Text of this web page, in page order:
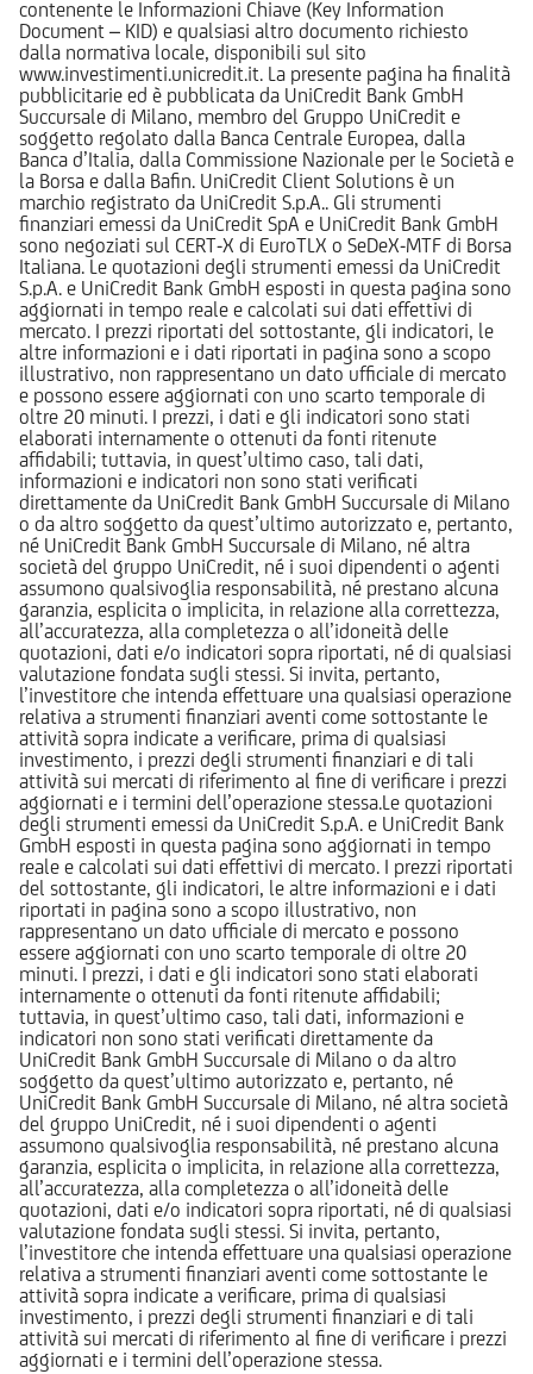
contenente le Informazioni Chiave (Key Information
Document – KID) e qualsiasi altro documento richiesto
dalla normativa locale, disponibili sul sito
www.investimenti.unicredit.it. La presente pagina ha finalità
pubblicitarie ed è pubblicata da UniCredit Bank GmbH
Succursale di Milano, membro del Gruppo UniCredit e
soggetto regolato dalla Banca Centrale Europea, dalla
Banca d’Italia, dalla Commissione Nazionale per le Società e
la Borsa e dalla Bafin. UniCredit Client Solutions è un
marchio registrato da UniCredit S.p.A.. Gli strumenti
finanziari emessi da UniCredit SpA e UniCredit Bank GmbH
sono negoziati sul CERT-X di EuroTLX o SeDeX-MTF di Borsa
Italiana. Le quotazioni degli strumenti emessi da UniCredit
S.p.A. e UniCredit Bank GmbH esposti in questa pagina sono
aggiornati in tempo reale e calcolati sui dati effettivi di
mercato. I prezzi riportati del sottostante, gli indicatori, le
altre informazioni e i dati riportati in pagina sono a scopo
illustrativo, non rappresentano un dato ufficiale di mercato
e possono essere aggiornati con uno scarto temporale di
oltre 20 minuti. I prezzi, i dati e gli indicatori sono stati
elaborati internamente o ottenuti da fonti ritenute
affidabili; tuttavia, in quest’ultimo caso, tali dati,
informazioni e indicatori non sono stati verificati
direttamente da UniCredit Bank GmbH Succursale di Milano
o da altro soggetto da quest’ultimo autorizzato e, pertanto,
né UniCredit Bank GmbH Succursale di Milano, né altra
società del gruppo UniCredit, né i suoi dipendenti o agenti
assumono qualsivoglia responsabilità, né prestano alcuna
garanzia, esplicita o implicita, in relazione alla correttezza,
all’accuratezza, alla completezza o all’idoneità delle
quotazioni, dati e/o indicatori sopra riportati, né di qualsiasi
valutazione fondata sugli stessi. Si invita, pertanto,
l’investitore che intenda effettuare una qualsiasi operazione
relativa a strumenti finanziari aventi come sottostante le
attività sopra indicate a verificare, prima di qualsiasi
investimento, i prezzi degli strumenti finanziari e di tali
attività sui mercati di riferimento al fine di verificare i prezzi
aggiornati e i termini dell’operazione stessa.Le quotazioni
degli strumenti emessi da UniCredit S.p.A. e UniCredit Bank
GmbH esposti in questa pagina sono aggiornati in tempo
reale e calcolati sui dati effettivi di mercato. I prezzi riportati
del sottostante, gli indicatori, le altre informazioni e i dati
riportati in pagina sono a scopo illustrativo, non
rappresentano un dato ufficiale di mercato e possono
essere aggiornati con uno scarto temporale di oltre 20
minuti. I prezzi, i dati e gli indicatori sono stati elaborati
internamente o ottenuti da fonti ritenute affidabili;
tuttavia, in quest’ultimo caso, tali dati, informazioni e
indicatori non sono stati verificati direttamente da
UniCredit Bank GmbH Succursale di Milano o da altro
soggetto da quest’ultimo autorizzato e, pertanto, né
UniCredit Bank GmbH Succursale di Milano, né altra società
del gruppo UniCredit, né i suoi dipendenti o agenti
assumono qualsivoglia responsabilità, né prestano alcuna
garanzia, esplicita o implicita, in relazione alla correttezza,
all’accuratezza, alla completezza o all’idoneità delle
quotazioni, dati e/o indicatori sopra riportati, né di qualsiasi
valutazione fondata sugli stessi. Si invita, pertanto,
l’investitore che intenda effettuare una qualsiasi operazione
relativa a strumenti finanziari aventi come sottostante le
attività sopra indicate a verificare, prima di qualsiasi
investimento, i prezzi degli strumenti finanziari e di tali
attività sui mercati di riferimento al fine di verificare i prezzi
aggiornati e i termini dell’operazione stessa.